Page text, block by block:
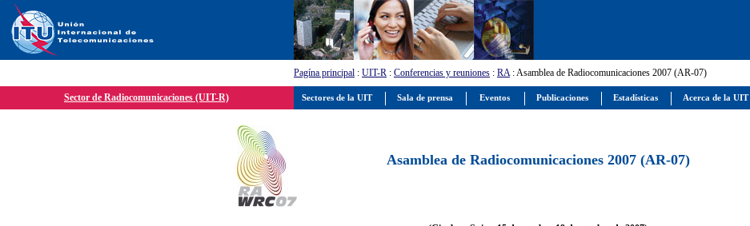
Pagína principal : UIT-R : Conferencias y reuniones : RA: Asamblea de Radiocomunicaciones 2007 (AR-07)
Sector de Radiocomunicaciones (UIT-R)
Asamblea de Radiocomunicaciones 2007 (AR-07)
Sectores de la UIT Sala de prensa Eventos Publicaciones Estadísticas Acerca de la UIT